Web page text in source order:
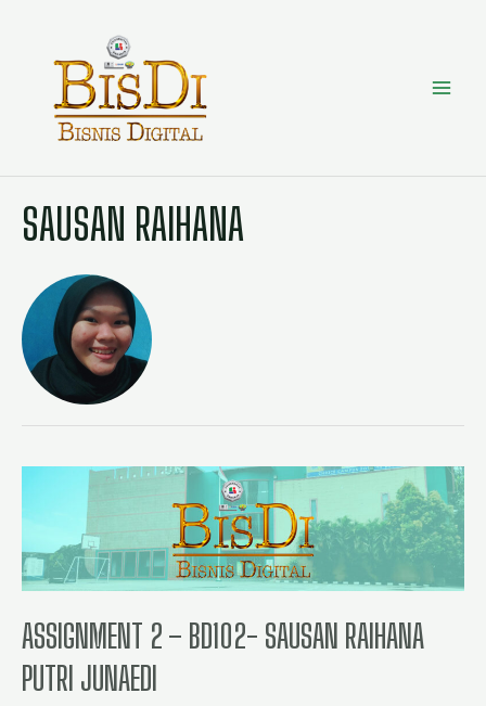
SAUSAN RAIHANA
ASSIGNMENT 2 – BD102- SAUSAN RAIHANA
PUTRI JUNAEDI